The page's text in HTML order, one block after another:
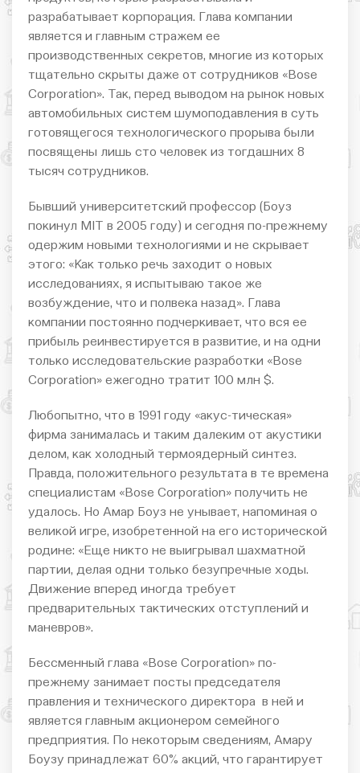
разрабатывает корпорация. Глава компании
является и главным стражем ее
производственных секретов, многие из которых
тщательно скрыты даже от сотрудников «Bose
Corporation». Так, перед выводом на рынок новых
автомобильных систем шумоподавления в суть
готовящегося технологического прорыва были
посвящены лишь сто человек из тогдашних 8
тысяч сотрудников.
Бывший университетский профессор (Боуз
покинул MIT в 2005 году) и сегодня по-прежнему
одержим новыми технологиями и не скрывает
этого: «Как только речь заходит о новых
исследованиях, я испытываю такое же
возбуждение, что и полвека назад». Глава
компании постоянно подчеркивает, что вся ее
прибыль реинвестируется в развитие, и на одни
только исследовательские разработки «Bose
Corporation» ежегодно тратит 100 млн $.
Любопытно, что в 1991 году «акус-тическая»
фирма занималась и таким далеким от акустики
делом, как холодный термоядерный синтез.
Правда, положительного результата в те времена
специалистам «Bose Corporation» получить не
удалось. Но Амар Боуз не унывает, напоминая о
великой игре, изобретенной на его исторической
родине: «Еще никто не выигрывал шахматной
партии, делая одни только безупречные ходы.
Движение вперед иногда требует
предварительных тактических отступлений и
маневров».
Бессменный глава «Bose Corporation» по-
прежнему занимает посты председателя
правления и технического директора в ней и
является главным акционером семейного
предприятия. По некоторым сведениям, Амару
Боузу принадлежат 60% акций, что гарантирует